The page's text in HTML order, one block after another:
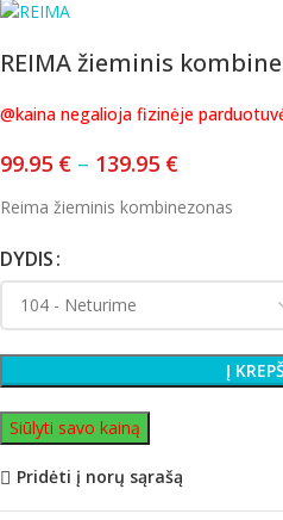
REIMA žieminis
@kaina negalioja fizinėje
99.95 € – 139.95 €
Reima žieminis kombinezonas
DYDIS
Į
Siūlyti savo kainą
Pridėti į norų sąrašą